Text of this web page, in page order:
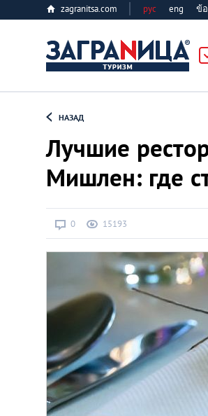
zagranitsa.com рус eng ข้
Алматы
Афины
Киев
Лондон
НАЗАД
Лучшие
Мишлен: где
0 15193